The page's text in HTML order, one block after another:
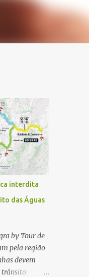
interdita
das Águas
by Tour de
pela região
devem
trânsito